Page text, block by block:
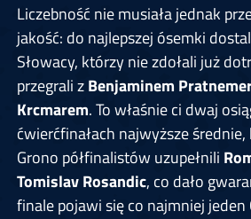
Liczebność nie musiała jednak
jakość: do najlepszej ósemki
Słowacy, którzy nie zdołali już
przegrali zBenjaminem
Krcmarem. To właśnie ci dwaj
ćwierćfinałach najwyższe
Grono półfinalistów uzupełnili
Tomislav Rosandic, co dało
finale pojawi się co najmniej jeden